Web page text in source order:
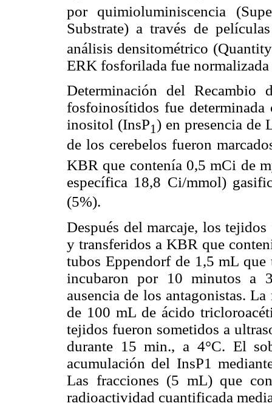
por quimioluminiscencia
Substrate) a través de
análisis densitométrico
ERK fosforilada fue
Determinación del
fosfoinosítidos fue
inositol (InsP1) en presencia de
de los cerebelos fueron
KBR que contenía 0,5 mCi de
específica 18,8 Ci/mmol)
(5%).
Después del marcaje, los
y transferidos a KBR que
tubos Eppendorf de 1,5 mL
incubaron por 10 minutos a
ausencia de los antagonistas.
de 100 mL de ácido
tejidos fueron sometidos a
durante 15 min., a 4°C. El
acumulación del InsP1
Las fracciones (5 mL) que
radioactividad cuantificada